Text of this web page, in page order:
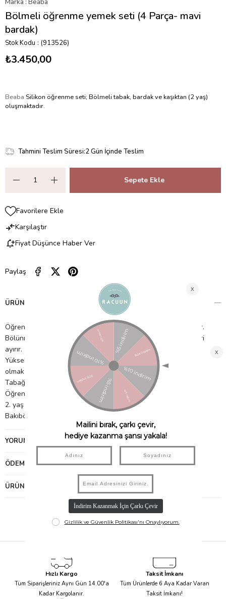
Marka : Beaba
Bölmeli öğrenme yemek seti (4 Parça- mavi
bardak)
Stok Kodu (913526)
₺3.450,00
Beaba Silikon öğrenme seti; Bölmeli tabak, bardak ve kaşıktan (2 yaş)
oluşmaktadır.
Tahmini Teslim Süresi:2 Gün İçinde Teslim
Favorilere Ekle
Karşılaştır
Fiyat Düşünce Haber Ver
Paylaş
ÜRÜN ÖZELLIKLERI
Öğrenirken bebeğe yardımcı olacak ergonomik şekilli bir settir.
Bölünmüş tabak: her yiyeceğin lezzetini korur ve farklı çeşitleri
ayırır.
Yüksek kenarlı tabak: çocuğun yemeği toplamasına yardımcı
olmak için uygundur.
Tabağın altındaki vantuz: masaya yapışma sağlamaktadır.
Öğrenme kabı: geniş kulplar ve çıkarılabilir ağızlı kapak
2. yaş kaşığının ergonomik şekli: çocukların ellerine uygundur.
Bakıbölmeli yemekm: Elde yıkama veya bulaşık makinesi
YORUMLAR
ÖDEME SEÇENEKLERI
ÜRÜN ÖNERILERI
Hızlı Kargo
Tüm Siparişleriniz Aynı Gün 14.00'a
Kadar Kargolanır.
Taksit İmkanı
Tüm Ürünlerde 6 Aya Kadar Varan
Taksit İmkanı!